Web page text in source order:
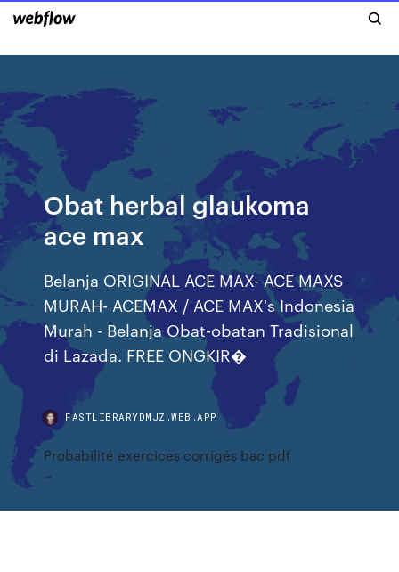
Obat herbal glaukoma
ace max
Belanja ORIGINAL ACE MAX- ACE MAXS
MURAH- ACEMAX / ACE MAX's Indonesia
Murah - Belanja Obat-obatan Tradisional
di Lazada. FREE ONGKIR�
FASTLIBRARYDMJZ.WEB.APP
Probabilité exercices corrigés bac pdf